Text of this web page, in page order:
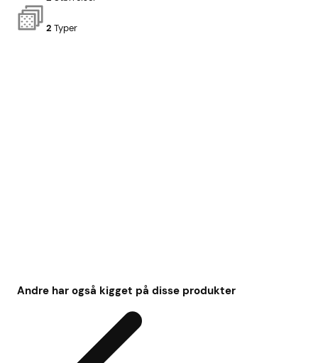
2 Typer
Andre har også kigget på disse produkter